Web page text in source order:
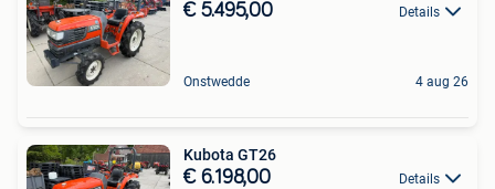
€ 5.495,00 Details
Onstwedde 4 aug 26
Kubota GT26
€ 6.198,00 Details